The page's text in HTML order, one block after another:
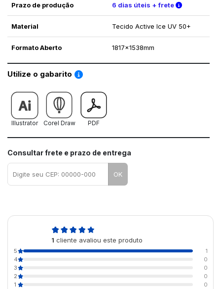
Prazo de produção 6 dias úteis + frete Verifique
Material Tecido Active Ice UV 50+
Formato Aberto 1817x1538mm
Utilize o gabarito Saiba como utilizar os nossos gabaritos
Illustrator Corel Draw PDF
Consultar frete e prazo de entrega
OK
1 cliente avaliou este produto
5
1
4
0
3
0
2
0
1
0